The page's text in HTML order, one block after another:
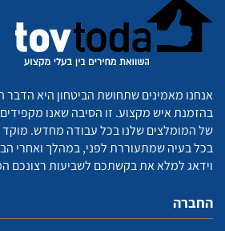
אנחנו מאמינים שתחושת הביטחון היא הדבר
בהזמנת איש מקצוע. זו הסיבה שאנו
של המומלצים שלנו בכל עבודה מחדש. מוקד
בכל בעיה שמתעוררת לפני, במהלך ואחרי
וידאג למלא את בקשתכם לשביעות רצונכם
החברה